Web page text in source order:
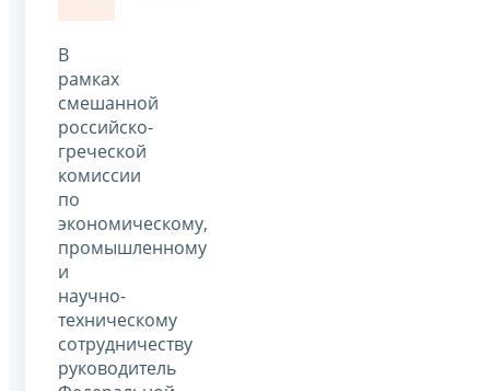
В
рамках
смешанной
российско-
греческой
комиссии
по
экономическому,
промышленному
и
научно-
техническому
сотрудничеству
руководитель